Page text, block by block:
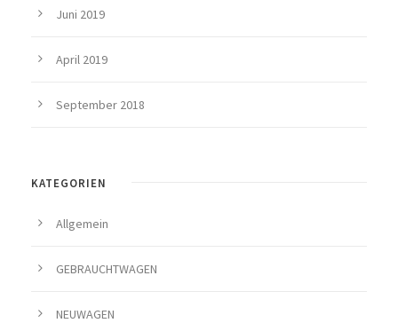
Juni 2019
April 2019
September 2018
KATEGORIEN
Allgemein
GEBRAUCHTWAGEN
NEUWAGEN